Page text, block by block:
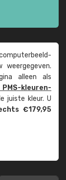
weer­gegeven.
alleen als
kleuren­
juiste kleur. U
€179,95